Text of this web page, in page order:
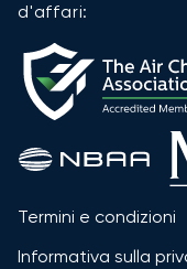
d'affari:
Termini e condizioni
Informativa sulla